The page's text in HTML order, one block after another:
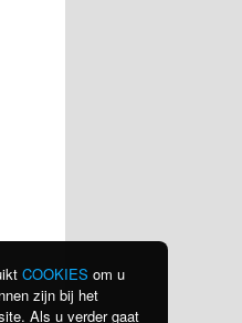
COOKIES om u
zijn bij het
Als u verder gaat